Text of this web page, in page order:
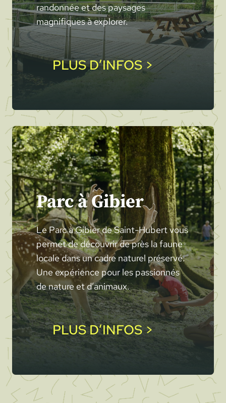
randonnée et des paysages
magnifiques à explorer.
PLUS D’INFOS >
Parc à Gibier
Le Parc à Gibier de Saint-Hubert vous
permet de découvrir de près la faune
locale dans un cadre naturel préservé.
Une expérience pour les passionnés
de nature et d’animaux.
PLUS D’INFOS >